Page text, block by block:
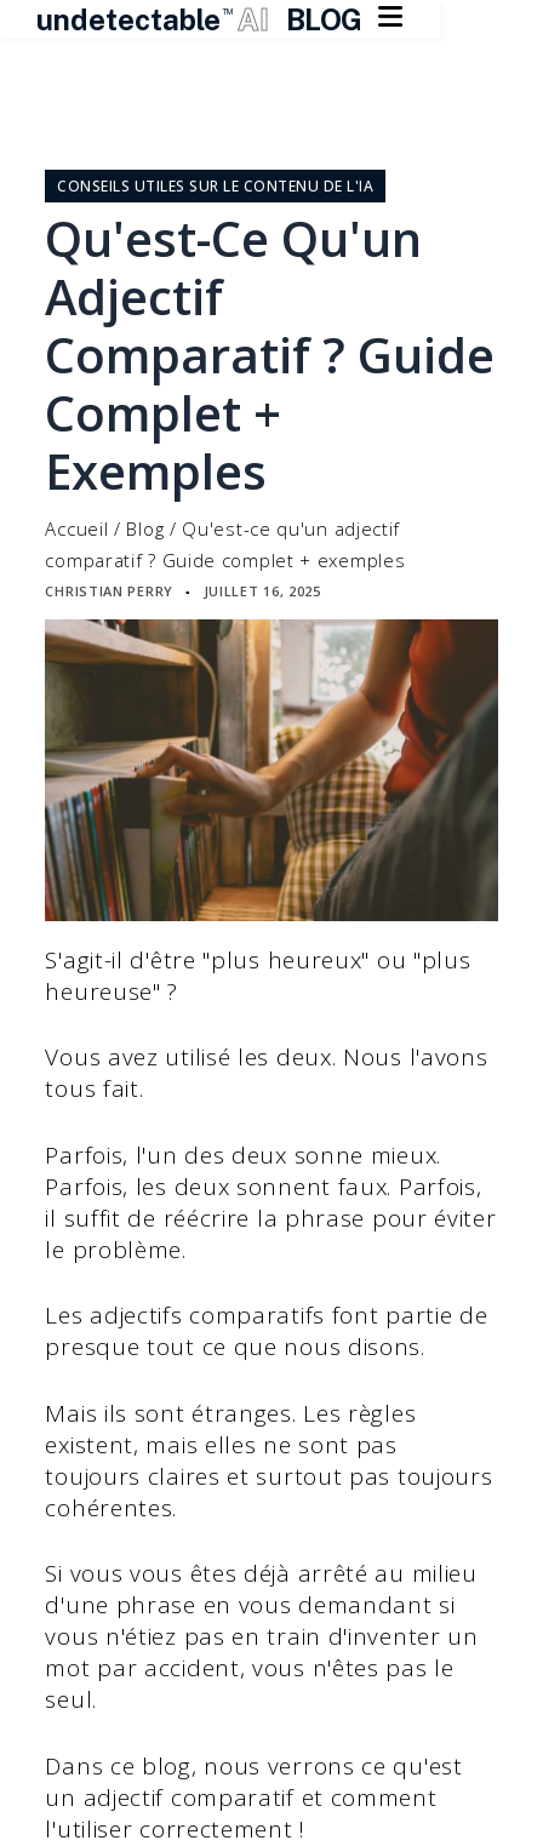
undetectable TM AI BLOG 
contentCONSEILS UTILES SUR LE CONTENU DE L'IA
Qu'est-Ce Qu'un
Adjectif
Comparatif ? Guide
Complet +
Exemples
Accueil / Blog / Qu'est-ce qu'un adjectif
comparatif ? Guide complet + exemples
CHRISTIAN PERRY ▪ JUILLET 16, 2025
S'agit-il d'être "plus heureux" ou "plus
heureuse" ?
Vous avez utilisé les deux. Nous l'avons
tous fait.
Parfois, l'un des deux sonne mieux.
Parfois, les deux sonnent faux. Parfois,
il suffit de réécrire la phrase pour éviter
le problème.
Les adjectifs comparatifs font partie de
presque tout ce que nous disons.
Mais ils sont étranges. Les règles
existent, mais elles ne sont pas
toujours claires et surtout pas toujours
cohérentes.
Si vous vous êtes déjà arrêté au milieu
d'une phrase en vous demandant si
vous n'étiez pas en train d'inventer un
mot par accident, vous n'êtes pas le
seul.
Dans ce blog, nous verrons ce qu'est
un adjectif comparatif et comment
l'utiliser correctement !